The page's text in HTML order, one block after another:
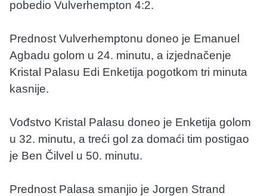
pobedio Vulverhempton 4:2.
Prednost Vulverhemptonu doneo je Emanuel
Agbadu golom u 24. minutu, a izjednačenje
Kristal Palasu Edi Enketija pogotkom tri minuta
kasnije.
Vođstvo Kristal Palasu doneo je Enketija golom
u 32. minutu, a treći gol za domaći tim postigao
je Ben Čilvel u 50. minutu.
Prednost Palasa smanjio je Jorgen Strand